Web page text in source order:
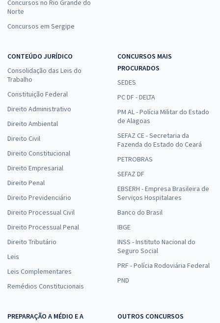
Concursos no Rio Grande do
Norte
Concursos em Sergipe
CONTEÚDO JURÍDICO
Consolidação das Leis do
Trabalho
Constituição Federal
Direito Administrativo
Direito Ambiental
Direito Civil
Direito Constitucional
Direito Empresarial
Direito Penal
Direito Previdenciário
Direito Processual Civil
Direito Processual Penal
Direito Tributário
Leis
Leis Complementares
Remédios Constitucionais
CONCURSOS MAIS
PROCURADOS
SEDES
PC DF - DELTA
PM AL - Polícia Militar do Estado
de Alagoas
SEFAZ CE - Secretaria da
Fazenda do Estado do Ceará
PETROBRAS
SEFAZ DF
EBSERH - Empresa Brasileira de
Serviços Hospitalares
Banco do Brasil
IBGE
INSS - Instituto Nacional do
Seguro Social
PRF - Polícia Rodoviária Federal
PND
PREPARAÇÃO A MÉDIO E A
OUTROS CONCURSOS